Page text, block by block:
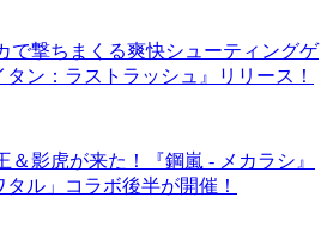
で撃ちまくる爽快シューティングゲ
ン：ラストラッシュ』リリース！
＆影虎が来た！『鋼嵐 - メカラシ』
ル」コラボ後半が開催！